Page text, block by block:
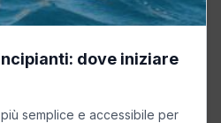
dove iniziare
semplice e accessibile per